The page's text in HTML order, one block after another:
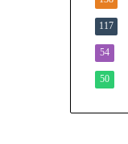
117
54
50